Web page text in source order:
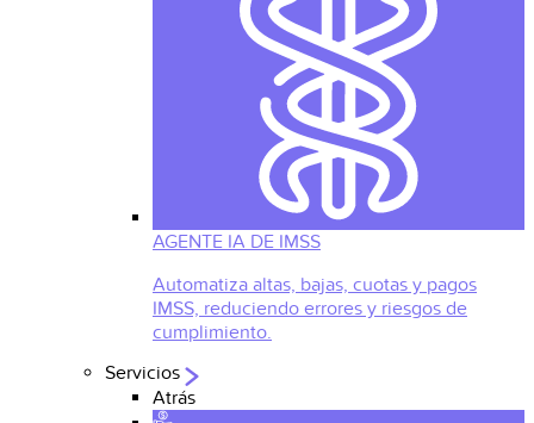
AGENTE IA DE IMSS
Automatiza altas, bajas, cuotas y pagos
IMSS, reduciendo errores y riesgos de
cumplimiento.
Servicios
Atrás